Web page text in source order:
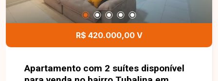
Imóveis e agende sua visita. Nossa equipe está
pronta para apresentar todos os detalhes deste
imóvel e ajudar você a encontrar o imóvel ideal
para morar ou investir.
R$ 420.000,00 V
Apartamento com 2 suítes disponível